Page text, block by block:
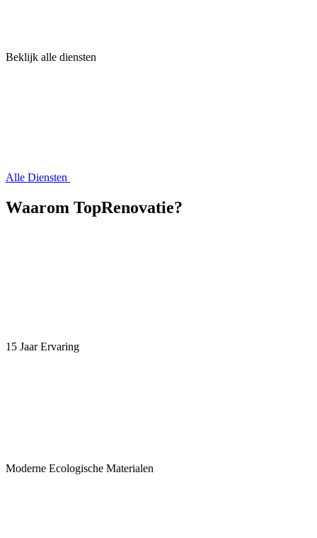
Beklijk alle diensten
Alle Diensten
Waarom TopRenovatie?
15 Jaar Ervaring
Moderne Ecologische Materialen